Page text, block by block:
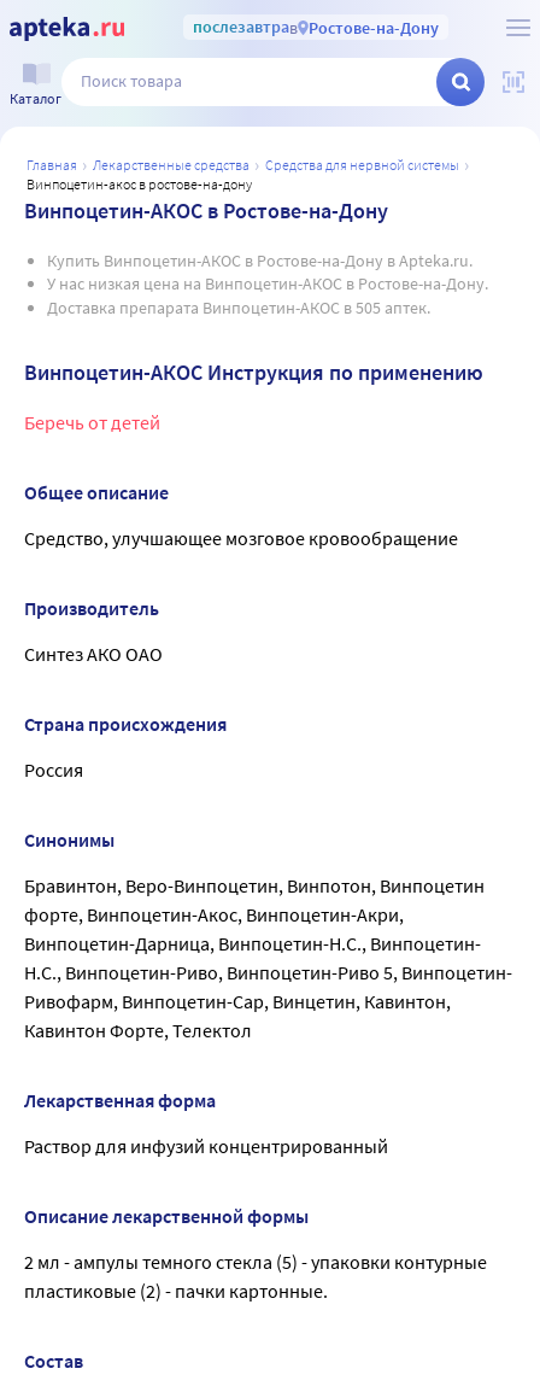
послезавтрав Ростове-на-Дону
Каталог
главная лекарственные средства
средства для нервной системы
винпоцетин-акос в ростове-на-дону
Винпоцетин-АКОС в Ростове-на-Дону
Купить Винпоцетин-АКОС в Ростове-на-Дону в Apteka.ru.
У нас низкая цена на Винпоцетин-АКОС в Ростове-на-Дону.
Доставка препарата Винпоцетин-АКОС в 505 аптек.
Винпоцетин-АКОС Инструкция по применению
Беречь от детей
Общее описание
Средство, улучшающее мозговое кровообращение
Производитель
Синтез АКО ОАО
Страна происхождения
Россия
Синонимы
Бравинтон, Веро-Винпоцетин, Винпотон, Винпоцетин
форте, Винпоцетин-Акос, Винпоцетин-Акри,
Винпоцетин-Дарница, Винпоцетин-Н.С., Винпоцетин-
Н.С., Винпоцетин-Риво, Винпоцетин-Риво 5, Винпоцетин-
Ривофарм, Винпоцетин-Сар, Винцетин, Кавинтон,
Кавинтон Форте, Телектол
Лекарственная форма
Раствор для инфузий концентрированный
Описание лекарственной формы
2 мл - ампулы темного стекла (5) - упаковки контурные
пластиковые (2) - пачки картонные.
Состав